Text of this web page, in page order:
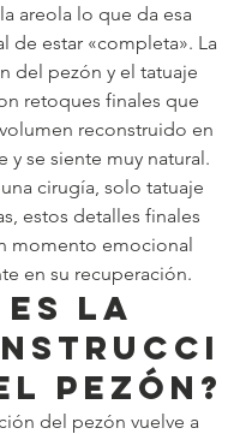
areola lo que da esa
de estar «completa». La
del pezón y el tatuaje
retoques finales que
reconstruido en
y se siente muy natural.
cirugía, solo tatuaje
estos detalles finales
momento emocional
en su recuperación.
es la
pezón?
del pezón vuelve a